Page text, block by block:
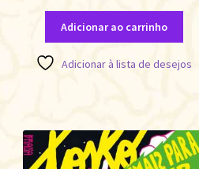
Adicionar ao carrinho
Adicionar à lista de desejos